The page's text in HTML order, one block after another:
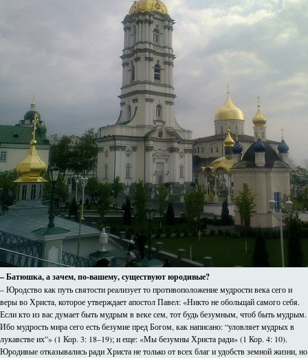
– Батюшка, а зачем, по-вашему, существуют юродивые?
– Юродство как путь святости реализует то противоположение мудрости века сего и
веры во Христа, которое утверждает апостол Павел: «Никто не обольщай самого себя.
Если кто из вас думает быть мудрым в веке сем, тот будь безумным, чтоб быть мудрым.
Ибо мудрость мира сего есть безумие пред Богом, как написано: “уловляет мудрых в
лукавстве их”» (1 Кор. 3: 18–19); и еще: «Мы безумны Христа ради» (1 Кор. 4: 10).
Юродивые отказывались ради Христа не только от всех благ и удобств земной жизни, но